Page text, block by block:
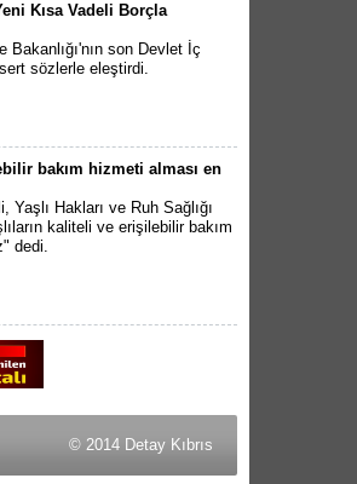
Kısa Vadeli Borçla
son Devlet İç
sözlerle eleştirdi.
bakım hizmeti alması en
Hakları ve Ruh Sağlığı
kaliteli ve erişilebilir bakım
dedi.
© 2014 Detay Kıbrıs